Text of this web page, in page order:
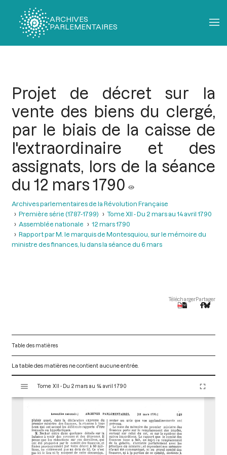
ARCHIVES
PARLEMENTAIRES
Projet de décret sur la
vente des biens du clergé,
par le biais de la caisse de
l'extraordinaire et des
assignats, lors de la séance
du 12 mars 1790
Archives parlementaires de la Révolution Française
Première série (1787-1799)
Tome XII - Du 2 mars au 14 avril 1790
Assemblée nationale
12 mars 1790
Rapport par M. le marquis de Montesquiou, sur le mémoire du
ministre des finances, lu dans la séance du 6 mars
TéléchargerPartager
Table des matières
La table des matières ne contient aucune entrée.
s
Tome XII - Du 2 mars au 14 avril 1790